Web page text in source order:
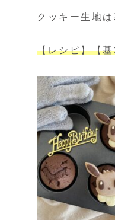
クッキー生地
【レシピ】【